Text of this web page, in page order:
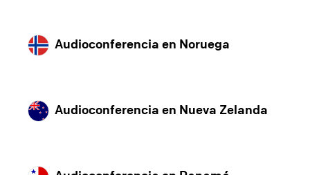
Audioconferencia en Noruega
Audioconferencia en Nueva Zelanda